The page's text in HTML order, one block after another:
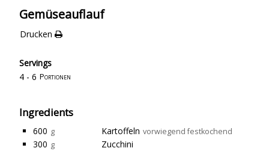
Gemüseauflauf
Drucken
Servings
4 - 6 Portionen
Ingredients
600 g Kartoffeln vorwiegend festkochend
300 g
Zucchini